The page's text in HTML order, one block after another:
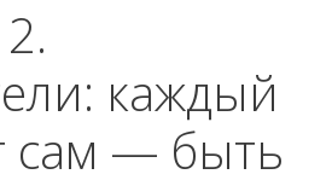
каждый
сам — быть